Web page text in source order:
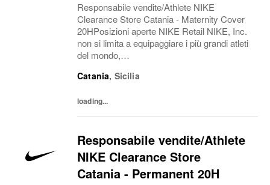
Responsabile vendite/Athlete NIKE
Clearance Store Catania - Maternity Cover
20HPosizioni aperte NIKE Retail NIKE, Inc.
non si limita a equipaggiare i più grandi atleti
del mondo,
iscrive i confini del possibile. L'azienda è
Catania, Sicilia
loading...
Responsabile vendite/Athlete
NIKE Clearance Store
Catania - Permanent 20H